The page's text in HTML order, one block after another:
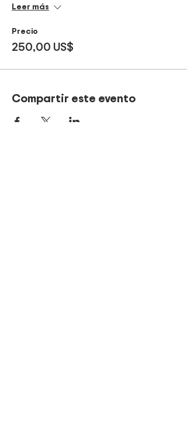
Leer más
Precio
250,00 US$
Compartir este evento